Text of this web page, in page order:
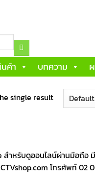
ค้า บทความ
single result
สำหรับดูออนไลน์ผ่านมือถือ
โทรศัพท์ 02